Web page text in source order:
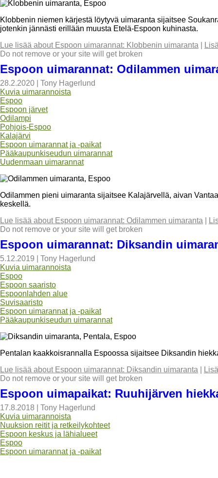
Klobbenin niemen kärjestä löytyvä uimaranta sijaitsee
jotenkin jännästi erillään muusta Etelä-Espoon kuhinasta.
Lue lisää about Espoon uimarannat: Klobbenin uimaranta
Do not remove or your site will get broken
Espoon uimarannat: Odilammen
28.2.2020
Tony Hagerlund
Kuvia uimarannoista
Espoo
Espoon järvet
Odilampi
Pohjois-Espoo
Kalajärvi
Espoon uimarannat ja -paikat
Pääkaupunkiseudun uimarannat
Uudenmaan uimarannat
Odilammen pieni uimaranta sijaitsee Kalajärvellä, aivan
keskellä.
Lue lisää about Espoon uimarannat: Odilammen uimaranta
Do not remove or your site will get broken
Espoon uimarannat: Diksandin
5.12.2019
Tony Hagerlund
Kuvia uimarannoista
Espoo
Espoon saaristo
Espoonlahden alue
Suvisaaristo
Espoon uimarannat ja -paikat
Pääkaupunkiseudun uimarannat
Pentalan kaakkoisrannalla Espoossa sijaitsee Diksandin
Lue lisää about Espoon uimarannat: Diksandin uimaranta
Do not remove or your site will get broken
Espoon uimapaikat: Ruuhijärven
17.8.2018
Tony Hagerlund
Kuvia uimarannoista
Nuuksion reitit ja retkeilykohteet
Espoon keskus ja lähialueet
Espoo
Espoon uimarannat ja -paikat